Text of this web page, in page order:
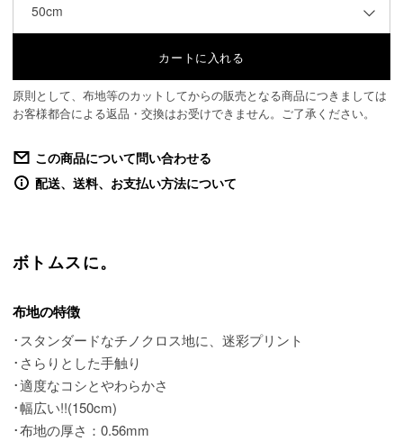
50cm
原則として、布地等のカットしてからの販売となる商品につきましては
お客様都合による返品・交換はお受けできません。ご了承ください。
この商品について問い合わせる
配送、送料、お支払い方法について
ボトムスに。
布地の特徴
･スタンダードなチノクロス地に、迷彩プリント
･さらりとした手触り
･適度なコシとやわらかさ
･幅広い!!(150cm)
･布地の厚さ：0.56mm